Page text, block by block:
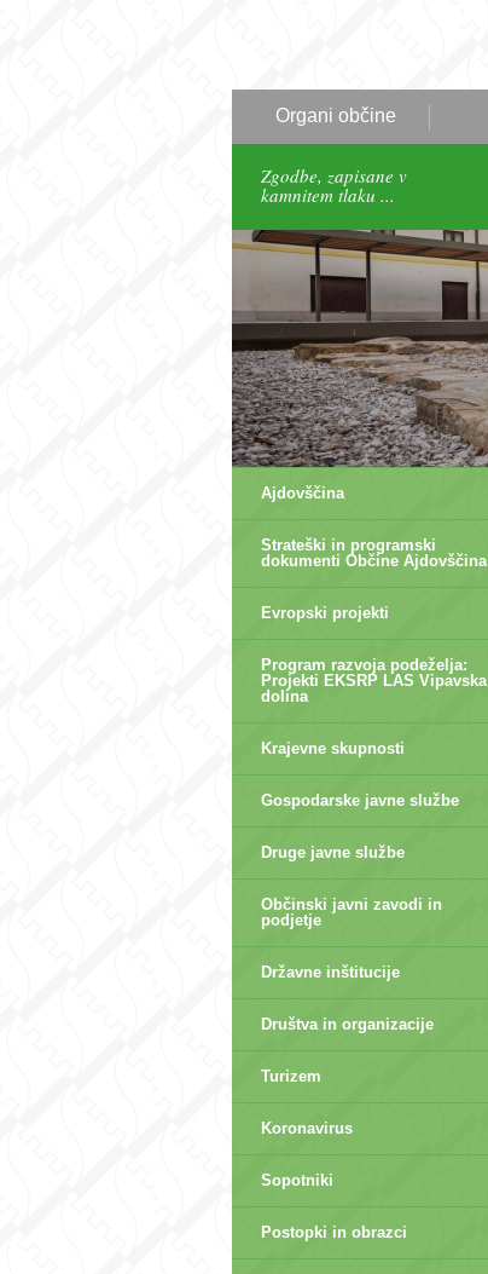
Organi občine
Zgodbe, zapisane v
kamnitem tlaku ...
Ajdovščina
Strateški in programski
dokumenti Občine Ajdovščina
Evropski projekti
Program razvoja podeželja:
Projekti EKSRP LAS Vipavska
dolina
Krajevne skupnosti
Gospodarske javne službe
Druge javne službe
Občinski javni zavodi in
podjetje
Državne inštitucije
Društva in organizacije
Turizem
Koronavirus
Sopotniki
Postopki in obrazci